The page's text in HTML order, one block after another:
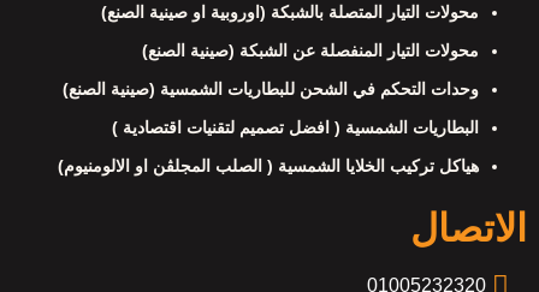
محولات التيار المتصلة بالشبكة (اوروبية او صينية الصنع)
محولات التيار المنفصلة عن الشبكة (صينية الصنع)
وحدات التحكم في الشحن للبطاريات الشمسية (صينية الصنع)
البطاريات الشمسية ( افضل تصميم لتقنيات اقتصادية )
هياكل تركيب الخلايا الشمسية ( الصلب المجلڤن او الالومنيوم)
الاتصال
01005232320